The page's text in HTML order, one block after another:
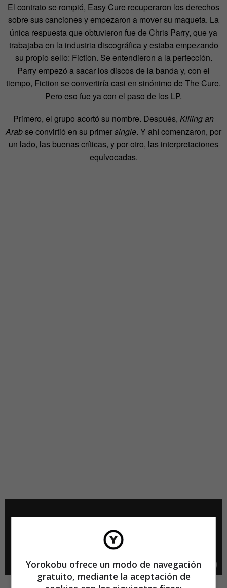
El contrato se rompió, Easy Cure recuperaron los derechos
sobre sus canciones y empezaron a mover su maqueta. La
única respuesta que obtuvieron fue de Chris Parry, que ya
trabajaba en la industria discográfica y estaba empezando
su propio sello: Fiction. Se entendieron a la perfección.
Parry empezó a sacar los discos de la banda y, con el
tiempo, Fiction se convertiría casi en sinónimo de The Cure.
Pero eso fue ya con el paso de los LP.
Primero, el grupo acortó su nombre. Después, Killing an
Arabse convirtió en su primersingle. Y ahí comenzaron, por
un lado, las buenas críticas, y por otro, las interpretaciones
equivocadas.
Yorokobu ofrece un modo de navegación
gratuito, mediante la aceptación de